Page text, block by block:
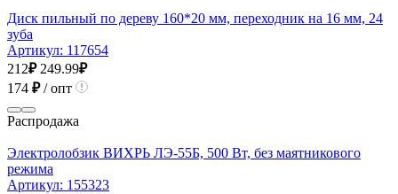
Диск пильный по дереву 160*20 мм, переходник на 16 мм, 24
зуба
Артикул: 117654
212₽ 249.99₽
174 ₽/ опт
Распродажа
Электролобзик ВИХРЬ ЛЭ-55Б, 500 Вт, без маятникового
режима
Артикул: 155323